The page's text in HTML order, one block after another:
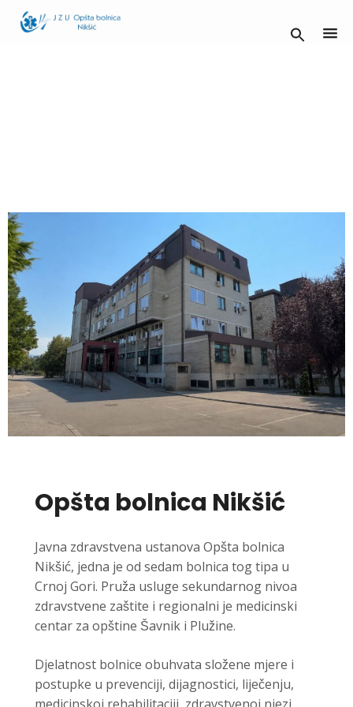
Opšta bolnica Nikšić
Javna zdravstvena ustanova Opšta bolnica
Nikšić, jedna je od sedam bolnica tog tipa u
Crnoj Gori. Pruža usluge sekundarnog nivoa
zdravstvene zaštite i regionalni je medicinski
centar za opštine Šavnik i Plužine.
Djelatnost bolnice obuhvata složene mjere i
postupke u prevenciji, dijagnostici, liječenju,